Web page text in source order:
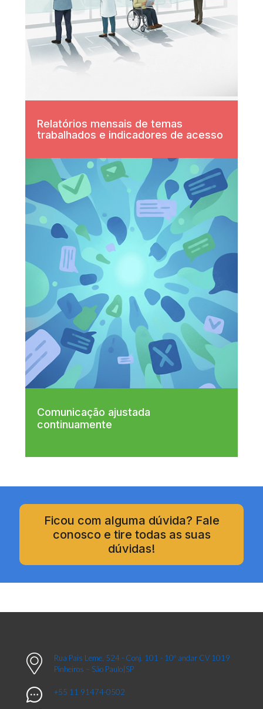
Relatórios mensais de temas
trabalhados e indicadores de acesso
Comunicação ajustada
continuamente
Ficou com alguma dúvida? Fale
conosco e tire todas as suas
dúvidas!
Rua Pais Leme, 524 - Conj. 101 - 10º andar CV 1019
Pinheiros – São Paulo|SP
+55 11 91474-0502